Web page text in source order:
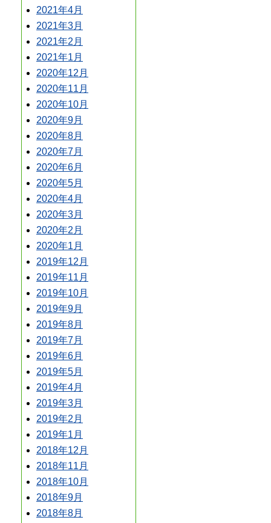
2021年4月
2021年3月
2021年2月
2021年1月
2020年12月
2020年11月
2020年10月
2020年9月
2020年8月
2020年7月
2020年6月
2020年5月
2020年4月
2020年3月
2020年2月
2020年1月
2019年12月
2019年11月
2019年10月
2019年9月
2019年8月
2019年7月
2019年6月
2019年5月
2019年4月
2019年3月
2019年2月
2019年1月
2018年12月
2018年11月
2018年10月
2018年9月
2018年8月